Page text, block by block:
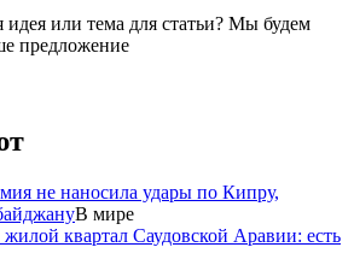
идея или тема для статьи? Мы будем
предложение
не наносила удары по Кипру,
В мире
квартал Саудовской Аравии: есть